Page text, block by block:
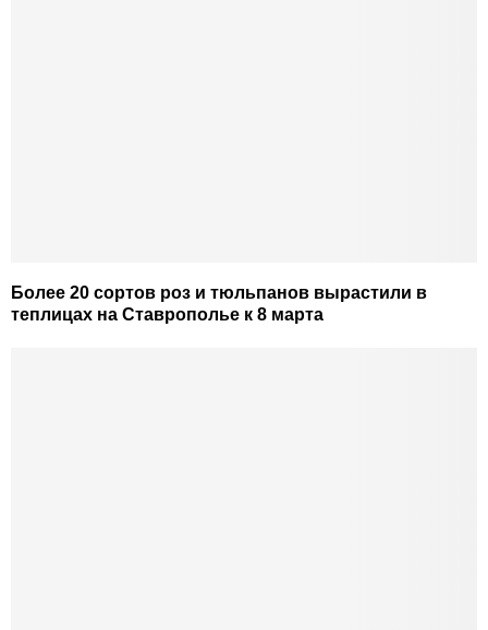
Более 20 сортов роз и тюльпанов вырастили в
теплицах на Ставрополье к 8 марта